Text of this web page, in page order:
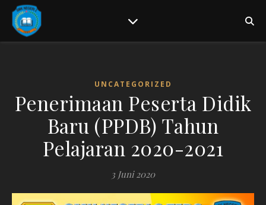
UNCATEGORIZED
Penerimaan Peserta Didik
Baru (PPDB) Tahun
Pelajaran 2020-2021
3 Juni 2020